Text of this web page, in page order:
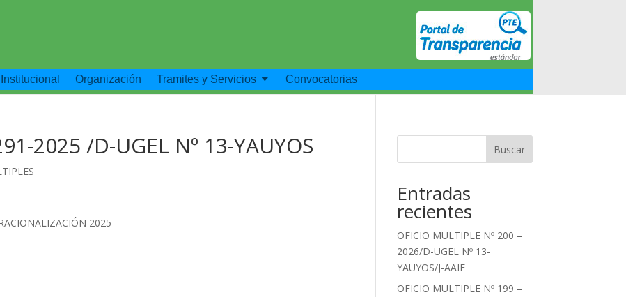
Institucional Organización Tramites y Servicios Convocatorias
2025 /D-UGEL Nº 13-YAUYOS
2025
Buscar
Entradas
recientes
OFICIO MULTIPLE Nº 200 –
2026/D-UGEL Nº 13-
YAUYOS/J-AAIE
OFICIO MULTIPLE Nº 199 –